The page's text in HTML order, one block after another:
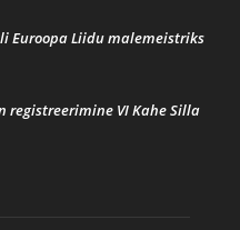
Euroopa Liidu malemeistriks
registreerimine VI Kahe Silla